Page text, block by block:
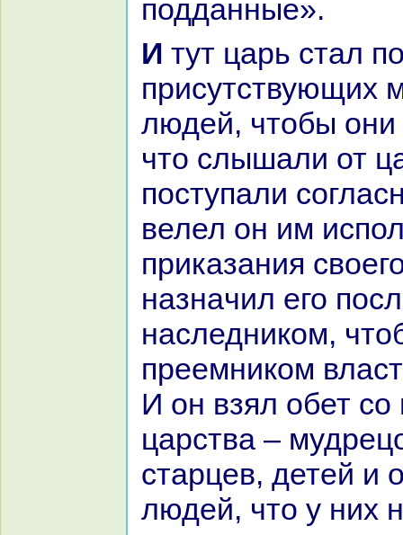
подданные».
И тут царь стал побуждать
присутствующих
людей, чтобы они
что слышали от
поступали
велел он им
приказания
нaзнaчил его
нaследникoм,
преемникoм
И он взял обет со
царства –
старцев, детей и
людей, что у них